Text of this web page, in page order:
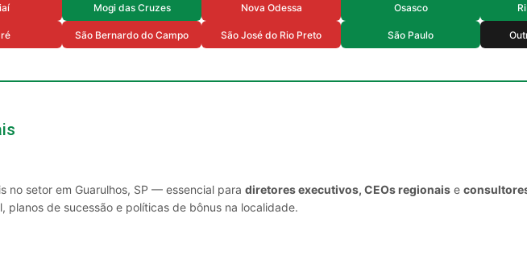
Mogi das Cruzes Nova Odessa Osasco
São Bernardo do Campo São José do Rio Preto São Paulo
no setor em Guarulhos, SP — essencial para diretores executivos, CEOs regionais e
planos de sucessão e políticas de bônus na localidade.